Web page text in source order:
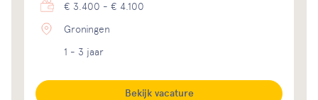
€ 3.400 - € 4.100
Groningen
1 - 3 jaar
Bekijk vacature